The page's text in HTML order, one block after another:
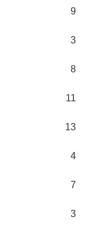
9
3
8
11
13
4
7
3